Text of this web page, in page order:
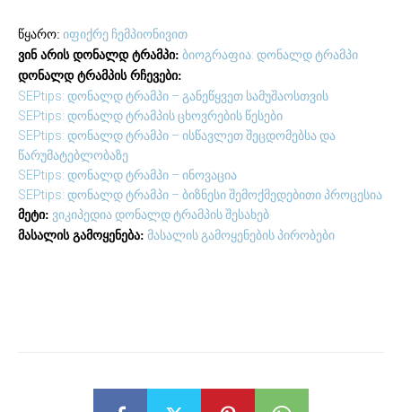
წყარო: იფიქრე ჩემპიონივით
ვინ არის დონალდ ტრამპი: ბიოგრაფია: დონალდ ტრამპი
დონალდ ტრამპის რჩევები:
SEPtips: დონალდ ტრამპი – განეწყვეთ სამუშაოსთვის
SEPtips: დონალდ ტრამპის ცხოვრების წესები
SEPtips: დონალდ ტრამპი – ისწავლეთ შეცდომებსა და
წარუმატებლობაზე
SEPtips: დონალდ ტრამპი – ინოვაცია
SEPtips: დონალდ ტრამპი – ბიზნესი შემოქმედებითი პროცესია
მეტი: ვიკიპედია დონალდ ტრამპის შესახებ
მასალის გამოყენება: მასალის გამოყენების პირობები